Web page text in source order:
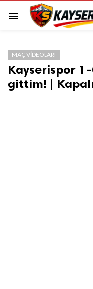
menu
MAÇ VIDEOLARI
Kayserispor
gittim! |